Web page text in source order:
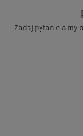
Zadaj pytanie a my